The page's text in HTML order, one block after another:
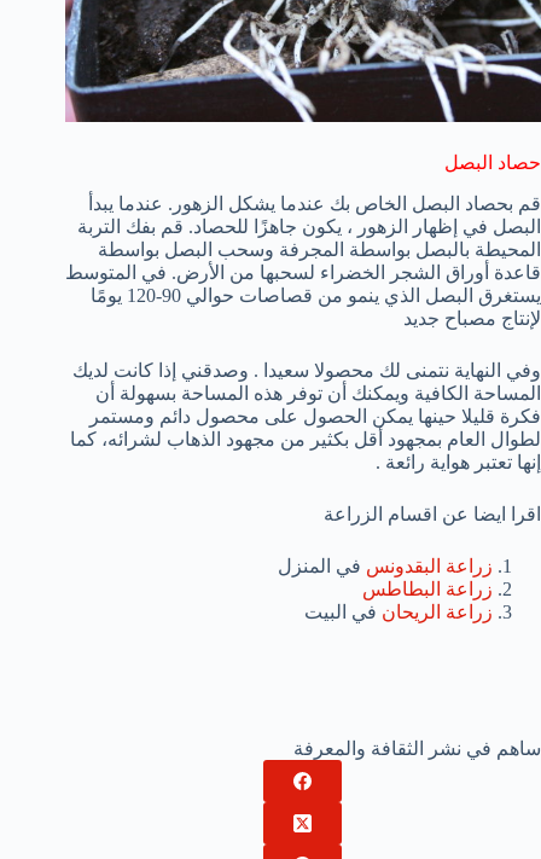
حصاد البصل
قم بحصاد البصل الخاص بك عندما يشكل الزهور. عندما يبدأ
البصل في إظهار الزهور ، يكون جاهزًا للحصاد. قم بفك التربة
المحيطة بالبصل بواسطة المجرفة وسحب البصل بواسطة
قاعدة أوراق الشجر الخضراء لسحبها من الأرض. في المتوسط
يستغرق البصل الذي ينمو من قصاصات حوالي 90-120 يومًا
لإنتاج مصباح جديد
وفي النهاية نتمنى لك محصولا سعيدا . وصدقني إذا كانت لديك
المساحة الكافية ويمكنك أن توفر هذه المساحة بسهولة أن
فكرة قليلا حينها يمكن الحصول على محصول دائم ومستمر
لطوال العام بمجهود أقل بكثير من مجهود الذهاب لشرائه، كما
إنها تعتبر هواية رائعة .
اقرا ايضا عن اقسام الزراعة
زراعة البقدونس في المنزل
زراعة البطاطس
زراعة الريحان في البيت
ساهم في نشر الثقافة والمعرفة